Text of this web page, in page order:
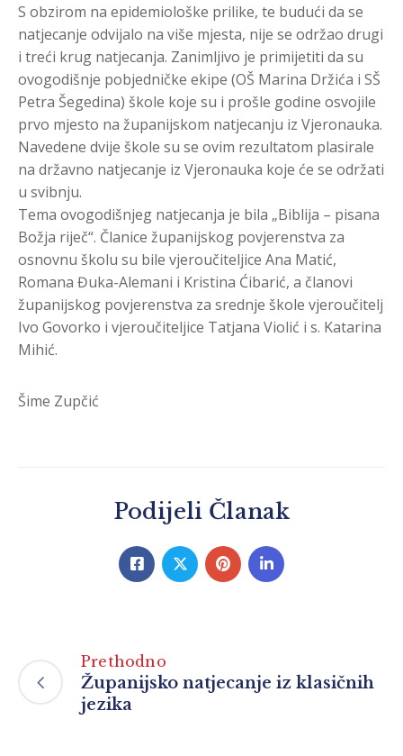
S obzirom na epidemiološke prilike, te budući da se
natjecanje odvijalo na više mjesta, nije se održao drugi
i treći krug natjecanja. Zanimljivo je primijetiti da su
ovogodišnje pobjedničke ekipe (OŠ Marina Držića i SŠ
Petra Šegedina) škole koje su i prošle godine osvojile
prvo mjesto na županijskom natjecanju iz Vjeronauka.
Navedene dvije škole su se ovim rezultatom plasirale
na državno natjecanje iz Vjeronauka koje će se održati
u svibnju.
Tema ovogodišnjeg natjecanja je bila „Biblija – pisana
Božja riječ“. Članice županijskog povjerenstva za
osnovnu školu su bile vjeroučiteljice Ana Matić,
Romana Đuka-Alemani i Kristina Ćibarić, a članovi
županijskog povjerenstva za srednje škole vjeroučitelj
Ivo Govorko i vjeroučiteljice Tatjana Violić i s. Katarina
Mihić.
Šime Zupčić
Podijeli Članak
Prethodno
Županijsko natjecanje iz klasičnih
jezika